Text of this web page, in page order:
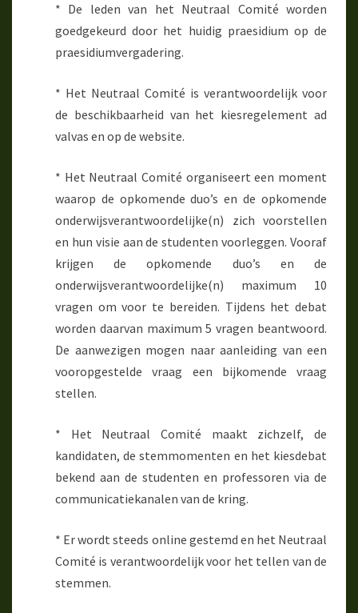
* De leden van het Neutraal Comité worden
goedgekeurd door het huidig praesidium op de
praesidiumvergadering.
* Het Neutraal Comité is verantwoordelijk voor
de beschikbaarheid van het kiesregelement ad
valvas en op de website.
* Het Neutraal Comité organiseert een moment
waarop de opkomende duo’s en de opkomende
onderwijsverantwoordelijke(n) zich voorstellen
en hun visie aan de studenten voorleggen. Vooraf
krijgen de opkomende duo’s en de
onderwijsverantwoordelijke(n) maximum 10
vragen om voor te bereiden. Tijdens het debat
worden daarvan maximum 5 vragen beantwoord.
De aanwezigen mogen naar aanleiding van een
vooropgestelde vraag een bijkomende vraag
stellen.
* Het Neutraal Comité maakt zichzelf, de
kandidaten, de stemmomenten en het kiesdebat
bekend aan de studenten en professoren via de
communicatiekanalen van de kring.
* Er wordt steeds online gestemd en het Neutraal
Comité is verantwoordelijk voor het tellen van de
stemmen.